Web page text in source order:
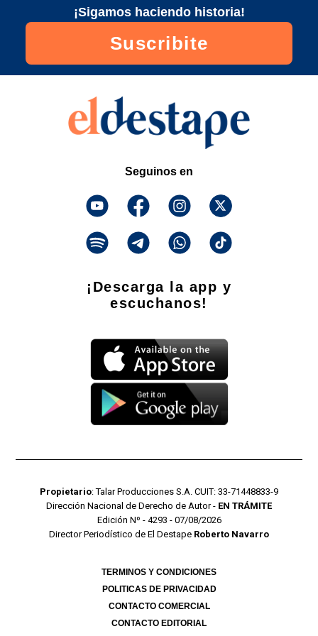
¡Sigamos haciendo historia!
Suscribite
Seguinos en
¡Descarga la app y
escuchanos!
Propietario: Talar Producciones S.A. CUIT: 33-71448833-9
Dirección Nacional de Derecho de Autor - EN TRÁMITE
Edición Nº - 4293 - 07/08/2026
Director Periodístico de El Destape Roberto Navarro
TERMINOS Y CONDICIONES
POLITICAS DE PRIVACIDAD
CONTACTO COMERCIAL
CONTACTO EDITORIAL